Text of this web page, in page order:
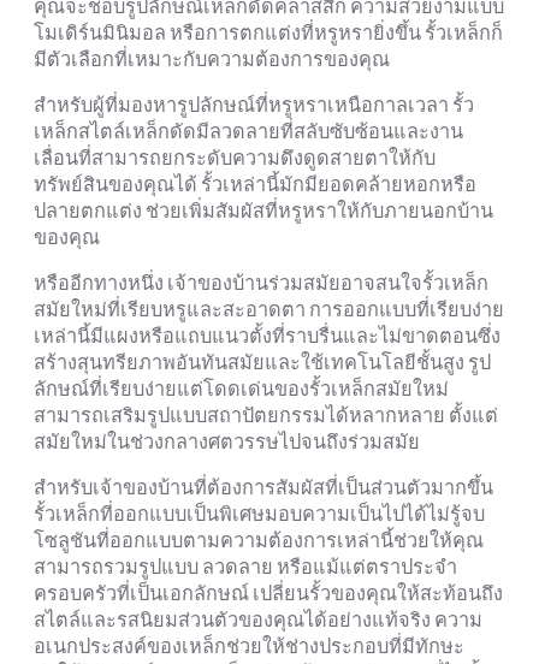
คุณจะชอบรูปลักษณ์เหล็กดัดคลาสสิก ความสวยงามแบบ
โมเดิร์นมินิมอล หรือการตกแต่งที่หรูหรายิ่งขึ้น รั้วเหล็กก็
มีตัวเลือกที่เหมาะกับความต้องการของคุณ
สำหรับผู้ที่มองหารูปลักษณ์ที่หรูหราเหนือกาลเวลา รั้ว
เหล็กสไตล์เหล็กดัดมีลวดลายที่สลับซับซ้อนและงาน
เลื่อนที่สามารถยกระดับความดึงดูดสายตาให้กับ
ทรัพย์สินของคุณได้ รั้วเหล่านี้มักมียอดคล้ายหอกหรือ
ปลายตกแต่ง ช่วยเพิ่มสัมผัสที่หรูหราให้กับภายนอกบ้าน
ของคุณ
หรืออีกทางหนึ่ง เจ้าของบ้านร่วมสมัยอาจสนใจรั้วเหล็ก
สมัยใหม่ที่เรียบหรูและสะอาดตา การออกแบบที่เรียบง่าย
เหล่านี้มีแผงหรือแถบแนวตั้งที่ราบรื่นและไม่ขาดตอนซึ่ง
สร้างสุนทรียภาพอันทันสมัยและใช้เทคโนโลยีชั้นสูง รูป
ลักษณ์ที่เรียบง่ายแต่โดดเด่นของรั้วเหล็กสมัยใหม่
สามารถเสริมรูปแบบสถาปัตยกรรมได้หลากหลาย ตั้งแต่
สมัยใหม่ในช่วงกลางศตวรรษไปจนถึงร่วมสมัย
สำหรับเจ้าของบ้านที่ต้องการสัมผัสที่เป็นส่วนตัวมากขึ้น
รั้วเหล็กที่ออกแบบเป็นพิเศษมอบความเป็นไปได้ไม่รู้จบ
โซลูชันที่ออกแบบตามความต้องการเหล่านี้ช่วยให้คุณ
สามารถรวมรูปแบบ ลวดลาย หรือแม้แต่ตราประจำ
ครอบครัวที่เป็นเอกลักษณ์ เปลี่ยนรั้วของคุณให้สะท้อนถึง
สไตล์และรสนิยมส่วนตัวของคุณได้อย่างแท้จริง ความ
อเนกประสงค์ของเหล็กช่วยให้ช่างประกอบที่มีทักษะ